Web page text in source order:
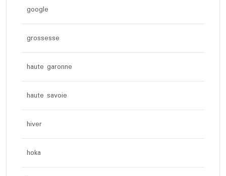
google
grossesse
haute garonne
haute savoie
hiver
hoka